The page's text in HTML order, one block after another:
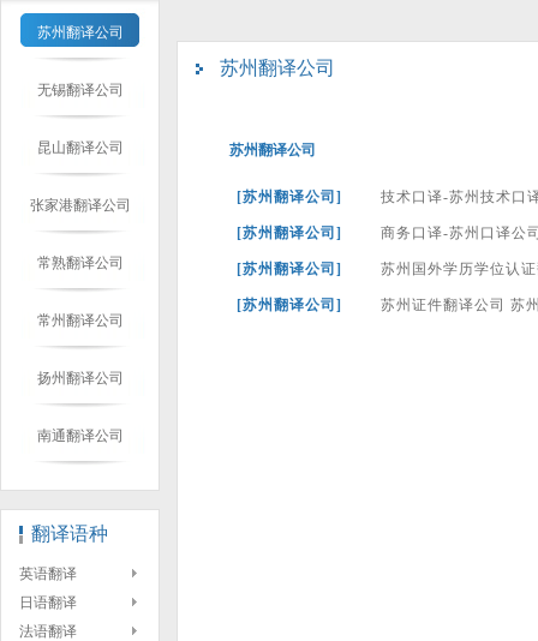
苏州翻译公司
苏州翻译公司
[苏州翻译公司] 技术口译-苏州技术口
[苏州翻译公司] 商务口译-苏州口译公
[苏州翻译公司] 苏州国外学历学位认
[苏州翻译公司] 苏州证件翻译公司 苏
苏州翻译公司
无锡翻译公司
昆山翻译公司
张家港翻译公司
常熟翻译公司
常州翻译公司
扬州翻译公司
南通翻译公司
翻译语种
英语翻译
日语翻译
法语翻译